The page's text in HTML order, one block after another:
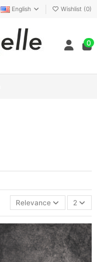
English Wishlist (0)
0
Relevance 2